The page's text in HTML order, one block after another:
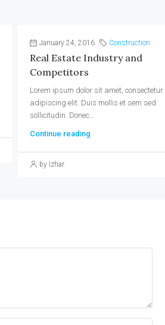
January 24, 2016 Construction
Real Estate Industry and
Competitors
Lorem ipsum dolor sit amet, consectetur
adipiscing elit. Duis mollis et sem sed
sollicitudin. Donec...
Continue reading
by Izhar